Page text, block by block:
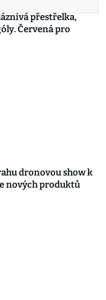
přestřelka,
Červená pro
dronovou show k
nových produktů